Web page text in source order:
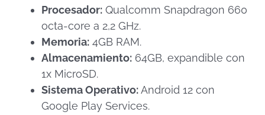
Procesador: Qualcomm Snapdragon 660
octa-core a 2,2 GHz.
Memoria: 4GB RAM.
Almacenamiento: 64GB, expandible con
1x MicroSD.
Sistema Operativo:Android 12 con
Google Play Services.